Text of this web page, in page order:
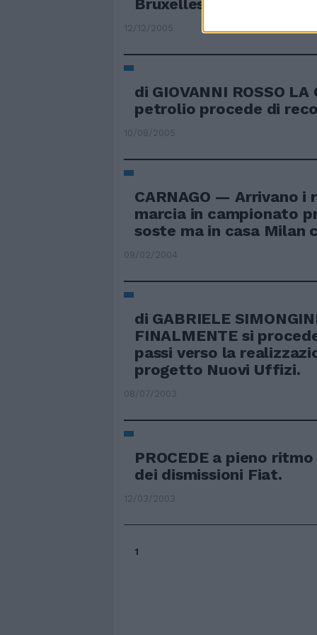
Bruxelles procede
12/12/2005
di GIOVANNI ROSSO LA
petrolio procede di
10/08/2005
CARNAGO — Arrivano i
marcia in campionato
soste ma in casa Milan
09/02/2004
di GABRIELE
FINALMENTE si
passi verso la
progetto Nuovi Uffizi.
08/07/2003
PROCEDE a pieno
dei dismissioni Fiat.
12/03/2003
1